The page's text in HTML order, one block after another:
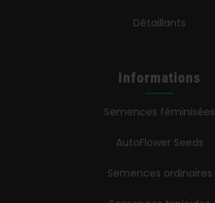
Détaillants
Informations
Semences féminisées
AutoFlower Seeds
Semences ordinaires